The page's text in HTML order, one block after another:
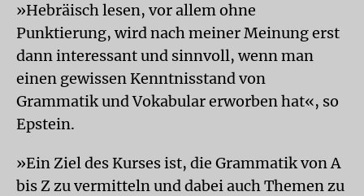
»Hebräisch lesen, vor allem ohne
Punktierung, wird nach meiner Meinung erst
dann interessant und sinnvoll, wenn man
einen gewissen Kenntnisstand von
Grammatik und Vokabular erworben hat«, so
Epstein.
»Ein Ziel des Kurses ist, die Grammatik von A
bis Z zu vermitteln und dabei auch Themen zu